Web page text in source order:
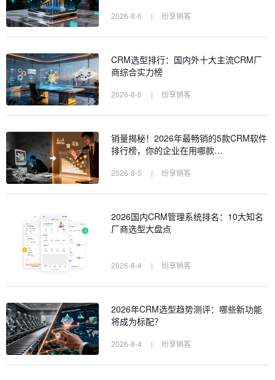
2026-8-6 | 纷享销客
CRM选型排行：国内外十大主流CRM厂
商综合实力榜
2026-8-6 | 纷享销客
销量揭秘！2026年最畅销的5款CRM软件
排行榜，你的企业在用哪款…
2026-8-5 | 纷享销客
2026国内CRM管理系统排名：10大知名
厂商选型大盘点
2026-8-4 | 纷享销客
2026年CRM选型趋势测评：哪些新功能
将成为标配？
2026-8-4 | 纷享销客